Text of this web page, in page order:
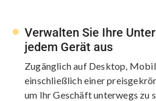
Verwalten Sie Ihre
jedem Gerät aus
Zugänglich auf Desktop,
einschließlich einer
um Ihr Geschäft unterwegs zu